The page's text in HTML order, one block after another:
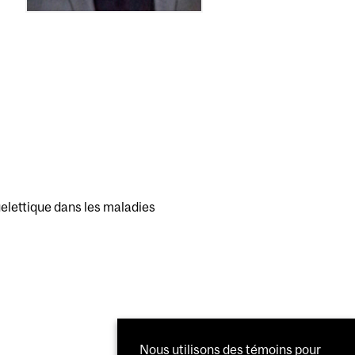
dans les maladies
Nous utilisons des témoins pour